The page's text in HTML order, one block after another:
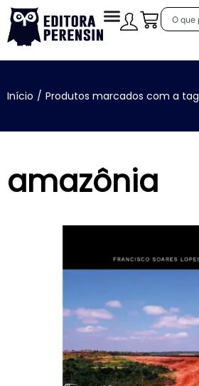
Início / Produtos marcados com a tag
amazônia